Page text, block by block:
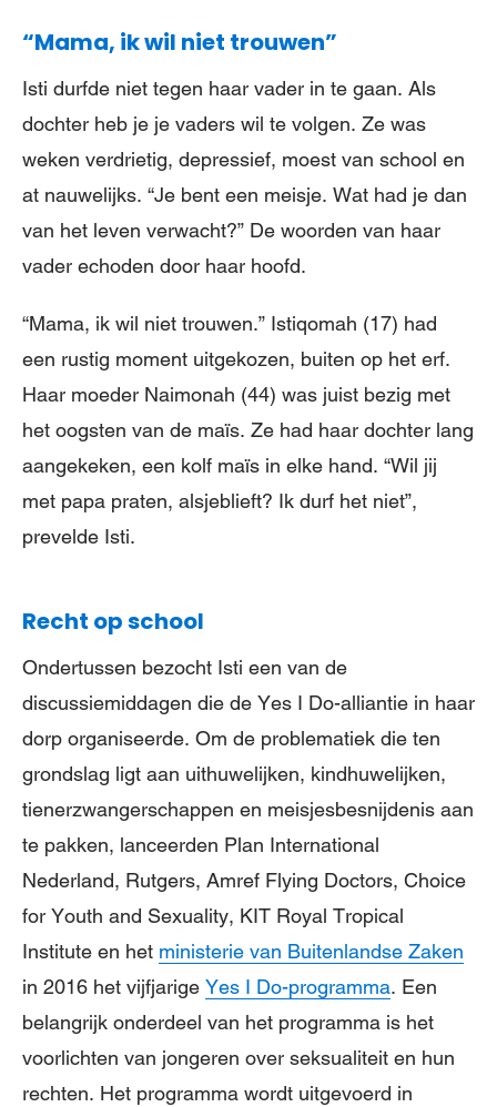
“Mama, ik wil niet trouwen”
Isti durfde niet tegen haar vader in te gaan. Als
dochter heb je je vaders wil te volgen. Ze was
weken verdrietig, depressief, moest van school en
at nauwelijks. “Je bent een meisje. Wat had je dan
van het leven verwacht?” De woorden van haar
vader echoden door haar hoofd.
“Mama, ik wil niet trouwen.” Istiqomah (17) had
een rustig moment uitgekozen, buiten op het erf.
Haar moeder Naimonah (44) was juist bezig met
het oogsten van de maïs. Ze had haar dochter lang
aangekeken, een kolf maïs in elke hand. “Wil jij
met papa praten, alsjeblieft? Ik durf het niet”,
prevelde Isti.
Recht op school
Ondertussen bezocht Isti een van de
discussiemiddagen die de Yes I Do-alliantie in haar
dorp organiseerde. Om de problematiek die ten
grondslag ligt aan uithuwelijken, kindhuwelijken,
tienerzwangerschappen en meisjesbesnijdenis aan
te pakken, lanceerden Plan International
Nederland, Rutgers, Amref Flying Doctors, Choice
for Youth and Sexuality, KIT Royal Tropical
Institute en het ministerie van Buitenlandse Zaken
in 2016 het vijfjarige Yes I Do-programma. Een
belangrijk onderdeel van het programma is het
voorlichten van jongeren over seksualiteit en hun
rechten. Het programma wordt uitgevoerd in